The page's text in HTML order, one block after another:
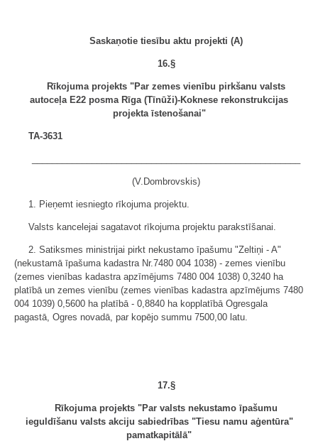
Saskaņotie tiesību aktu projekti (A)
16.§
Rīkojuma projekts "Par zemes vienību pirkšanu valsts
autoceļa E22 posma Rīga (Tīnūži)-Koknese rekonstrukcijas
projekta īstenošanai"
TA-3631
(V.Dombrovskis)
1. Pieņemt iesniegto rīkojuma projektu.
Valsts kancelejai sagatavot rīkojuma projektu parakstīšanai.
2. Satiksmes ministrijai pirkt nekustamo īpašumu "Zeltiņi - A"
(nekustamā īpašuma kadastra Nr.7480 004 1038) - zemes vienību
(zemes vienības kadastra apzīmējums 7480 004 1038) 0,3240 ha
platībā un zemes vienību (zemes vienības kadastra apzīmējums 7480
004 1039) 0,5600 ha platībā - 0,8840 ha kopplatībā Ogresgala
pagastā, Ogres novadā, par kopējo summu 7500,00 latu.
17.§
Rīkojuma projekts "Par valsts nekustamo īpašumu
ieguldīšanu valsts akciju sabiedrības "Tiesu namu aģentūra"
pamatkapitālā"